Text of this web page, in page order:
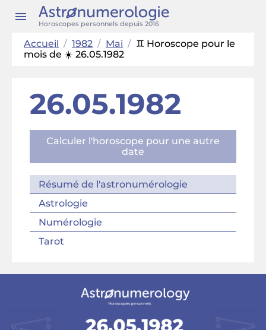
Horoscopes personnels depuis 2016
Accueil / 1982 / Mai / ♊ Horoscope pour le
mois de ☀️ 26.05.1982
26.05.1982
Calculer l'horoscope pour une autre
date
Résumé de l'astronumérologie
Astrologie
Numérologie
Tarot